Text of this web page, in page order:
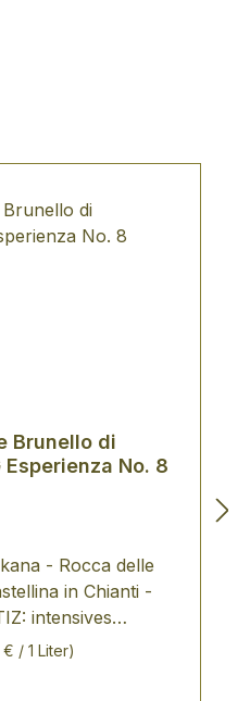
Brunello di
No. 8
- Rocca delle
in Chianti -
zum Granatrot
/ 1 Liter)